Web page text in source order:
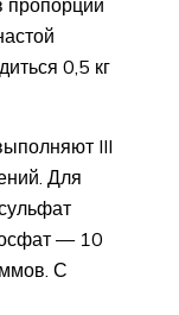
пропорции
0,5 кг
III
Для
— 10
С